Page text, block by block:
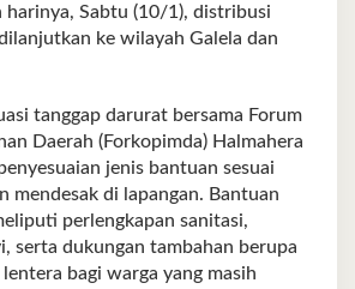
harinya, Sabtu (10/1), distribusi
ke wilayah Galela dan
tanggap darurat bersama Forum
Daerah (Forkopimda) Halmahera
jenis bantuan sesuai
mendesak di lapangan. Bantuan
perlengkapan sanitasi,
serta dukungan tambahan berupa
bagi warga yang masih